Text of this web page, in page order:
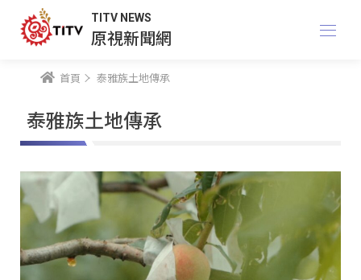
TITV NEWS
原視新聞網
首頁 泰雅族土地傳承
泰雅族土地傳承